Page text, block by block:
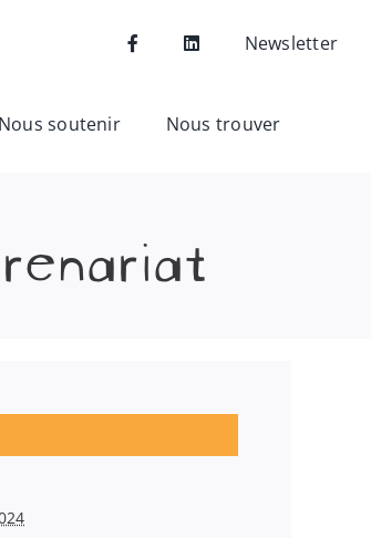
Newsletter
Nous soutenir Nous trouver